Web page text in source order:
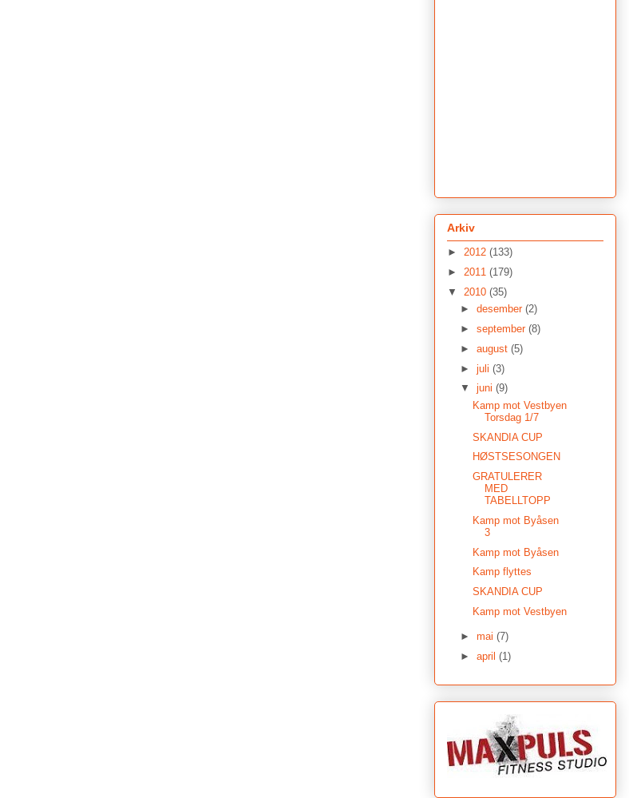
Arkiv
► 2012 (133)
► 2011 (179)
▼ 2010 (35)
► desember (2)
► september (8)
► august (5)
► juli (3)
▼ juni (9)
Kamp mot Vestbyen
Torsdag 1/7
SKANDIA CUP
HØSTSESONGEN
GRATULERER
MED
TABELLTOPP
Kamp mot Byåsen
3
Kamp mot Byåsen
Kamp flyttes
SKANDIA CUP
Kamp mot Vestbyen
► mai (7)
► april (1)